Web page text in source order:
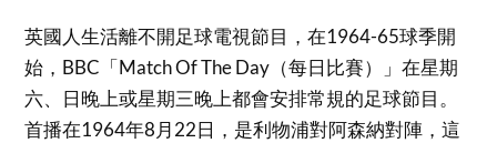
英國人生活離不開足球電視節目，在1964-65球季開
始，BBC「Match Of The Day（每日比賽）」在星期
六、日晚上或星期三晚上都會安排常規的足球節目。
首播在1964年8月22日，是利物浦對阿森納對陣，這